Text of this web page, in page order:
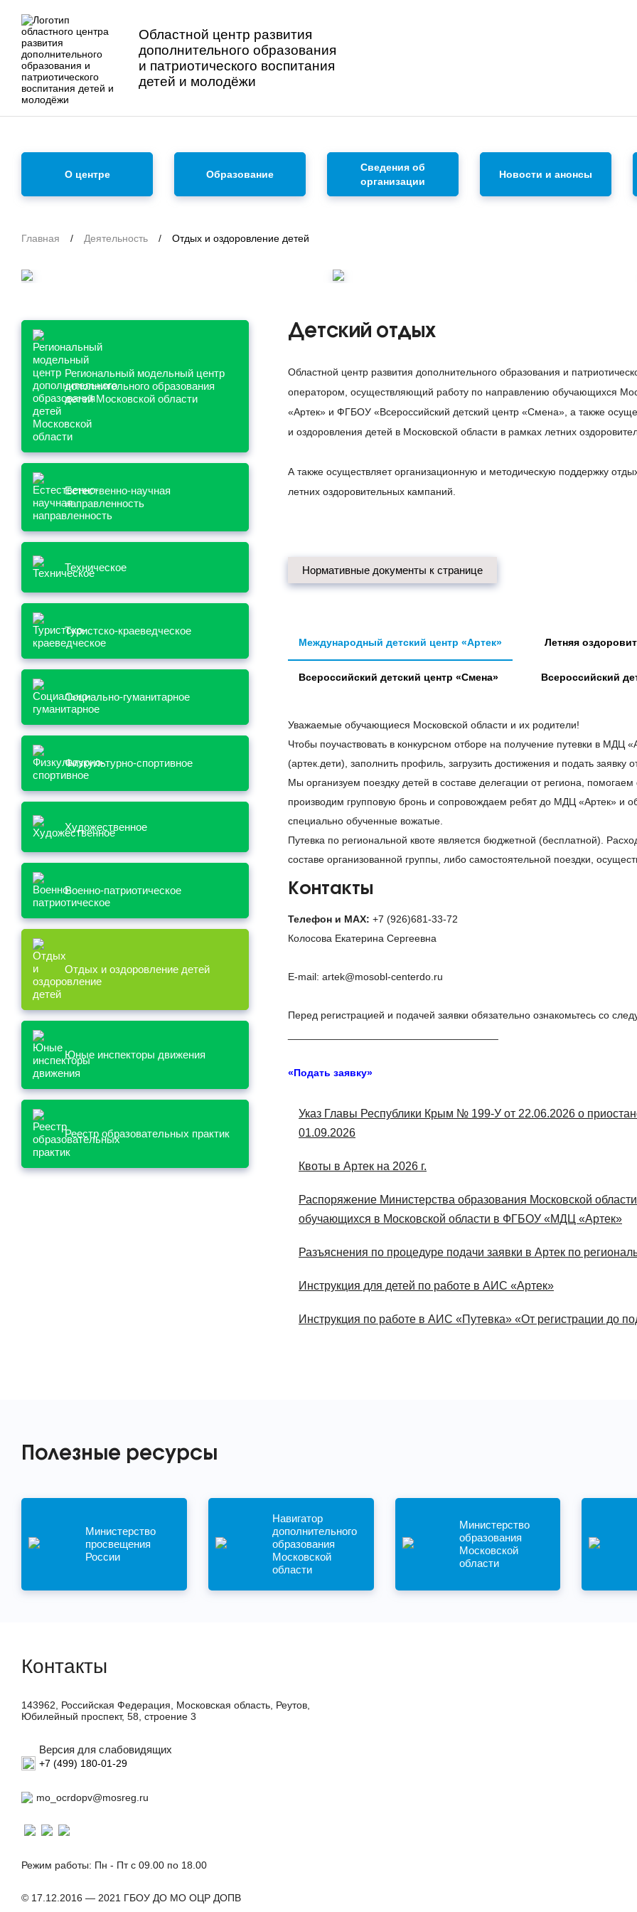
Областной центр развития
дополнительного образования
и патриотического воспитания
детей и молодёжи
О центре Образование
Сведения об
организации
Новости и анонсы
Главная / Деятельность / Отдых и оздоровление детей
Региональный модельный центр
дополнительного образования
детей Московской области
Естественно-научная
направленность
Техническое
Туристско-краеведческое
Социально-гуманитарное
Физкультурно-спортивное
Художественное
Военно-патриотическое
Отдых и оздоровление детей
Юные инспекторы движения
Реестр образовательных практик
Детский отдых
Областной центр развития дополнительного образования и
оператором, осуществляющий работу по направлению обучающихся
«Артек» и ФГБОУ «Всероссийский детский центр «Смена», а также
и оздоровления детей в Московской области в рамках летних
А также осуществляет организационную и методическую поддержку
летних оздоровительных кампаний.
Нормативные документы к странице
Распоряжение Министерства образования Московской
социальной инфраструктуры для детей и молодежи в
(COVID-19)»
Постановление Главного государственного санитарного
эпидемиологических правил и норм СанПиН 2.3/2.4.3590-
правилСП 2.4.3648-20 «Санитарно-эпидемиологические
и оздоровления детей и молодежи»
группы детей автобусами»
организованной перевозке группы детей автобусами»
Международный детский центр «Артек» Летняя
Всероссийский детский центр «Смена» Всероссийский
Уважаемые обучающиеся Московской области и их родители!
Чтобы поучаствовать в конкурсном отборе на получение путевки в МДЦ
(артек.дети), заполнить профиль, загрузить достижения и подать заявку
Мы организуем поездку детей в составе делегации от региона,
производим групповую бронь и сопровождаем ребят до МДЦ «Артек» и
специально обученные вожатые.
Путевка по региональной квоте является бюджетной (бесплатной).
составе организованной группы, либо самостоятельной поездки,
Контакты
Телефон и МАХ: +7 (926)681-33-72
Колосова Екатерина Сергеевна
E-mail: artek@mosobl-centerdo.ru
Перед регистрацией и подачей заявки обязательно ознакомьтесь со
«Подать заявку»
Указ Главы Республики Крым № 199-У от 22.06.2026 о
01.09.2026
Квоты в Артек на 2026 г.
Распоряжение Министерства образования Московской
обучающихся в Московской области в ФГБОУ «МДЦ «Артек»
Разъяснения по процедуре подачи заявки в Артек по
Инструкция для детей по работе в АИС «Артек»
Инструкция по работе в АИС «Путевка» «От регистрации до
Полезные ресурсы
Министерство
просвещения
России
Навигатор
дополнительного
образования
Московской
области
Министерство
образования
Московской
области
Контакты
143962, Российская Федерация, Московская область, Реутов,
Юбилейный проспект, 58, строение 3
Версия для слабовидящих
+7 (499) 180-01-29
mo_ocrdopv@mosreg.ru
Режим работы: Пн - Пт с 09.00 по 18.00
© 17.12.2016 — 2021 ГБОУ ДО МО ОЦР ДОПВ